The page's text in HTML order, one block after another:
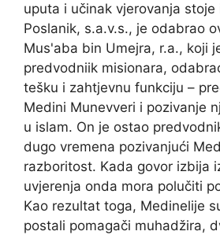
uputa i učinak vjerovanja stoje
Poslanik, s.a.v.s., je odabrao
Mus'aba bin Umejra, r.a., koji
predvodniik misionara,
tešku i zahtjevnu funkciju –
Medini Munevveri i pozivanje
u islam. On je ostao
dugo vremena pozivanjući
razboritost. Kada govor izbija
uvjerenja onda mora polučiti
Kao rezultat toga, Medinelije
postali pomagači muhadžira,